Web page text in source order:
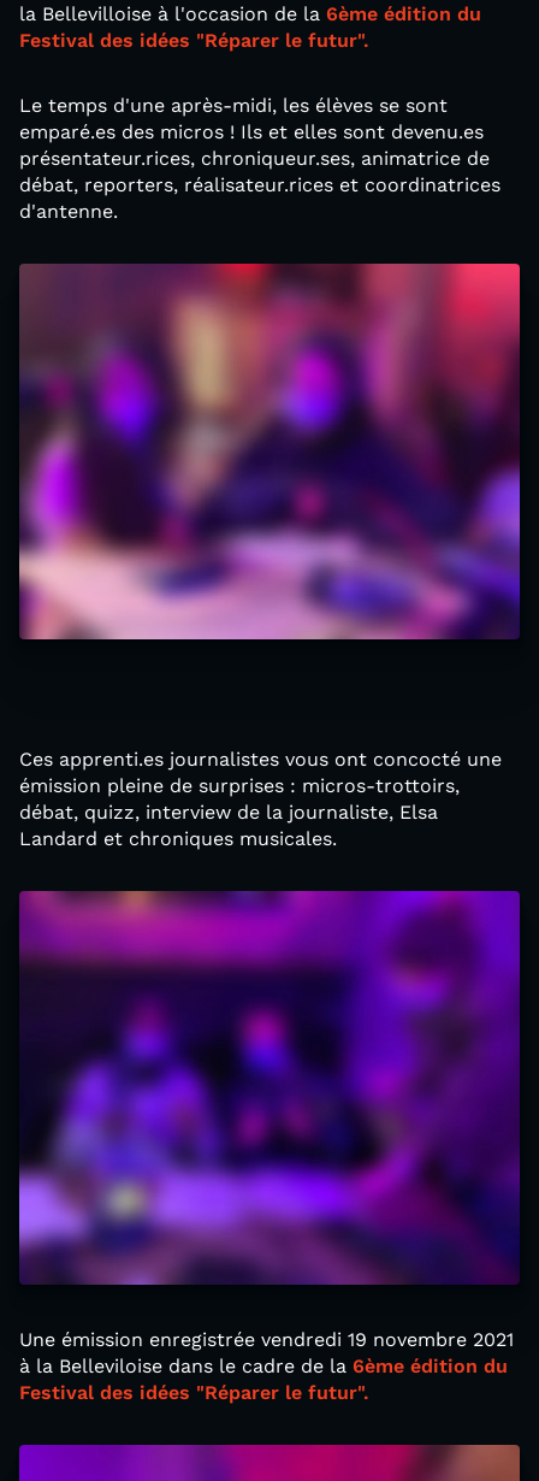
la Bellevilloise à l'occasion de la 6ème édition du
Festival des idées "Réparer le futur".
Le temps d'une après-midi, les élèves se sont
emparé.es des micros ! Ils et elles sont devenu.es
présentateur.rices, chroniqueur.ses, animatrice de
débat, reporters, réalisateur.rices et coordinatrices
d'antenne.
Ces apprenti.es journalistes vous ont concocté une
émission pleine de surprises : micros-trottoirs,
débat, quizz, interview de la journaliste, Elsa
Landard et chroniques musicales.
Une émission enregistrée vendredi 19 novembre 2021
à la Belleviloise dans le cadre de la 6ème édition du
Festival des idées "Réparer le futur".